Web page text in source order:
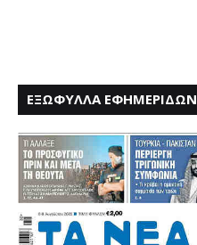
ΕΞΩΦΥΛΛΑ ΕΦΗΜΕΡΙΔΩΝ